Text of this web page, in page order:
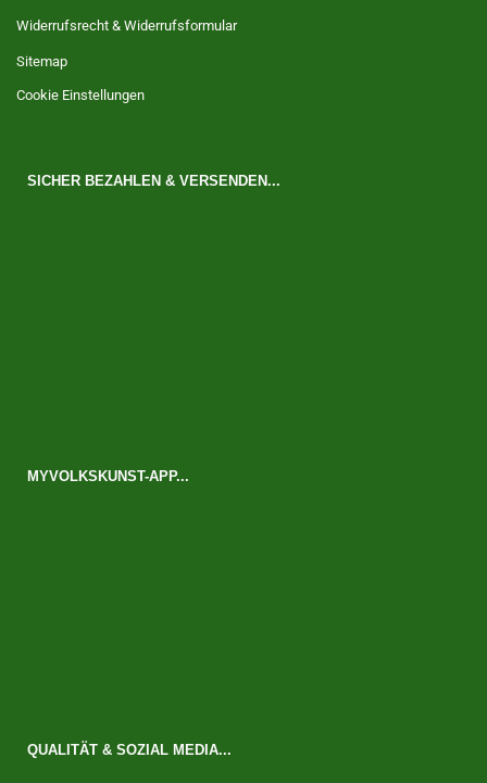
Widerrufsrecht & Widerrufsformular
Sitemap
Cookie Einstellungen
SICHER BEZAHLEN & VERSENDEN...
MYVOLKSKUNST-APP...
QUALITÄT & SOZIAL MEDIA...